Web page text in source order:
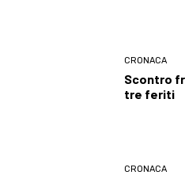
CRONACA
Scontro
tre feriti
CRONACA